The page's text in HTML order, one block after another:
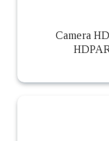
Camera